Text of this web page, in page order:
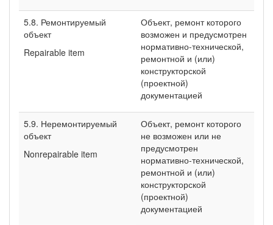
5.8. Ремонтируемый
объект
Repairable item
Объект, ремонт которого
возможен и предусмотрен
нормативно-технической,
ремонтной и (или)
конструкторской
(проектной)
документацией
5.9. Неремонтируемый
объект
Nonrepairable item
Объект, ремонт которого
не возможен или не
предусмотрен
нормативно-технической,
ремонтной и (или)
конструкторской
(проектной)
документацией